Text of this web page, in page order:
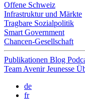
Offene Schweiz
Infrastruktur und Märkte
Tragbare Sozialpolitik
Smart Government
Chancen-Gesellschaft
Publikationen Blog
Team Avenir Jeunesse
de
fr